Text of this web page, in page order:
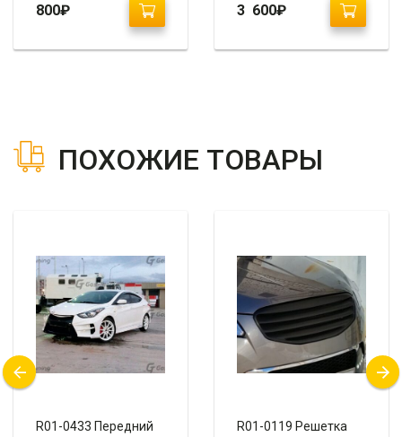
800₽ 3 600₽
ПОХОЖИЕ ТОВАРЫ
R01-0433 Передний
R01-0119 Решетка